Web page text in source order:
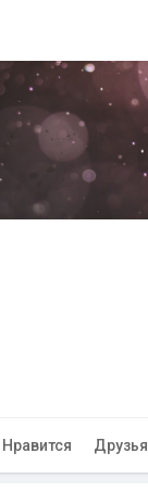
Нравится Друзья